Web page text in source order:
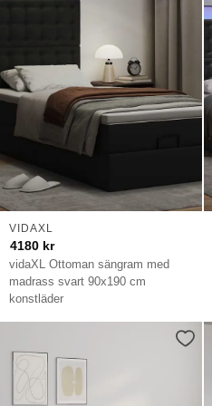
vidaXL Ottoman sängram med
madrass svart 90x190 cm
konstläder
VIDAXL
4180 kr